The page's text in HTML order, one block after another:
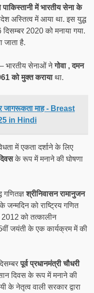
में भारतीय सेना के
अस्तित्व में आया था. इस युद्ध
2020 को मनाया गया.
जाता है.
भारतीय सेनाओं नेगोवा , दमन
को मुक्त करायाथा.
माह - Breast
in Hindi
में एकता दर्शाने के लिए
के रूप में मनाने की घोषणा
गणितज्ञश्रीनिवासन रामानुजन
को राष्ट्रिय गणित
को तत्कालीन
जयंती के एक कार्यक्रम में की
पूर्व प्रधानमंत्री चौधरी
दिवस के रूप में मनाने की
के नेतृत्व वाली सरकार द्वारा